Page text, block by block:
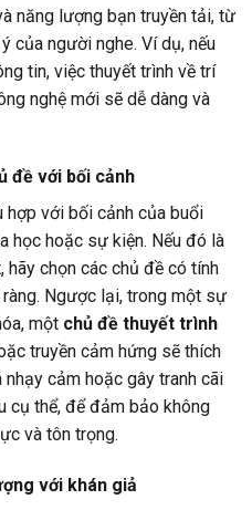
năng lượng bạn truyền tải, từ
của người nghe. Ví dụ, nếu
tin, việc thuyết trình về trí
nghệ mới sẽ dễ dàng và
đề với bối cảnh
hợp với bối cảnh của buổi
học hoặc sự kiện. Nếu đó là
hãy chọn các chủ đề có tính
Ngược lại, trong một sự
một chủ đề thuyết trình
truyền cảm hứng sẽ thích
nhạy cảm hoặc gây tranh cãi
cụ thể, để đảm bảo không
và tôn trọng.
với khán giả